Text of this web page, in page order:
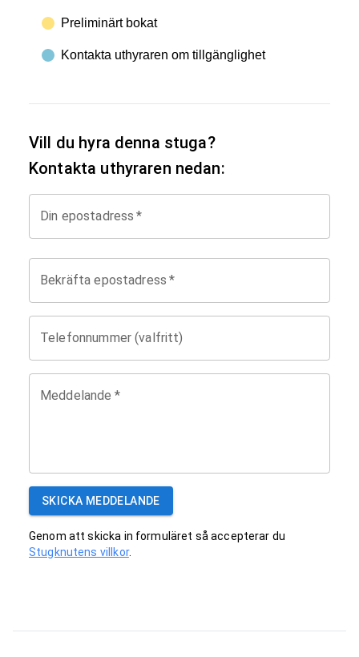
Preliminärt bokat
Kontakta uthyraren om tillgänglighet
Vill du hyra denna stuga?
Kontakta uthyraren nedan:
Din epostadress *
Bekräfta epostadress *
Telefonnummer (valfritt)
Meddelande *
SKICKA MEDDELANDE
Genom att skicka in formuläret så accepterar du
Stugknutens villkor.